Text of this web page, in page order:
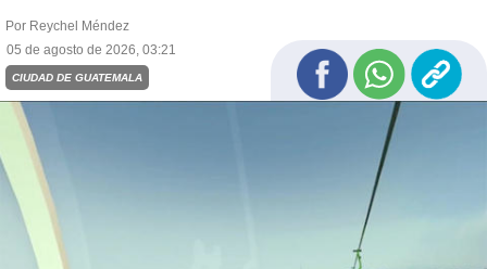
Por Reychel Méndez
05 de agosto de 2026, 03:21
CIUDAD DE GUATEMALA